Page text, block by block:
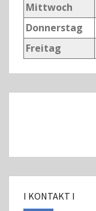
Mittwoch
Donnerstag
Freitag
I KONTAKT I